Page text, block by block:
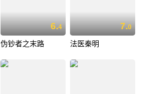
6.4
伪钞者之末路
7.0
法医秦明